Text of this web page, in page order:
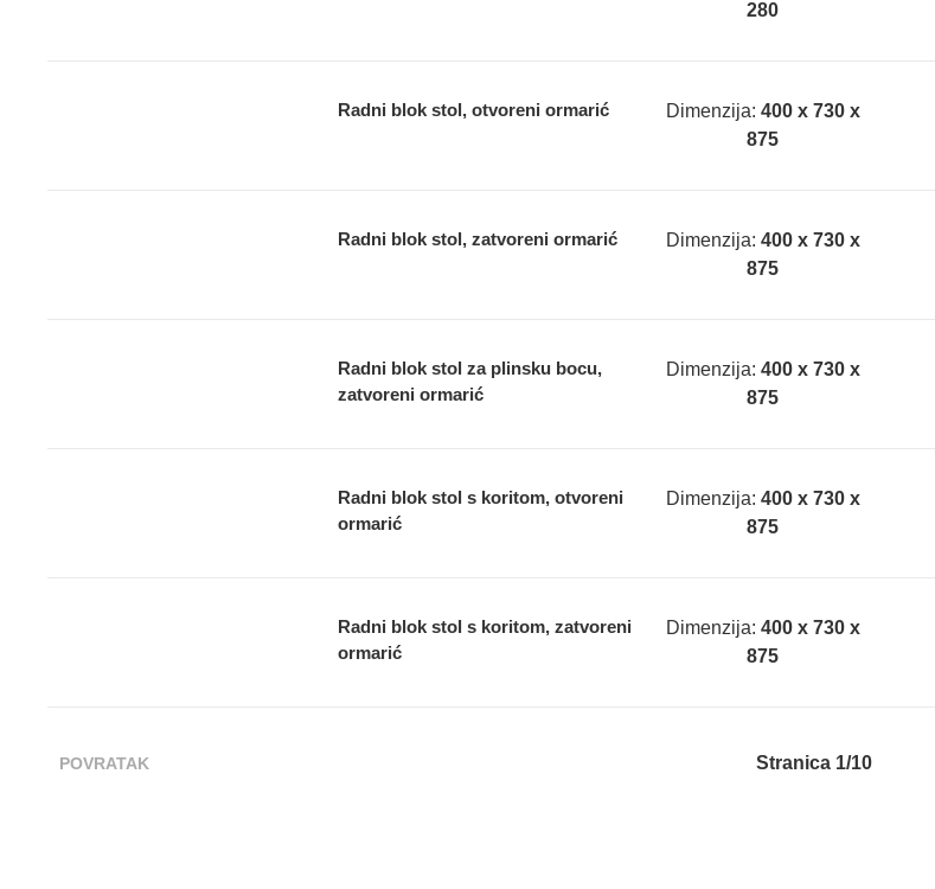
280
Radni blok stol, otvoreni ormarić Dimenzija: 400 x 730 x
875
Radni blok stol, zatvoreni ormarić Dimenzija: 400 x 730 x
875
Radni blok stol za plinsku bocu,
zatvoreni ormarić
Dimenzija: 400 x 730 x
875
Radni blok stol s koritom, otvoreni
ormarić
Dimenzija: 400 x 730 x
875
Radni blok stol s koritom, zatvoreni
ormarić
Dimenzija: 400 x 730 x
875
POVRATAK Stranica 1/10